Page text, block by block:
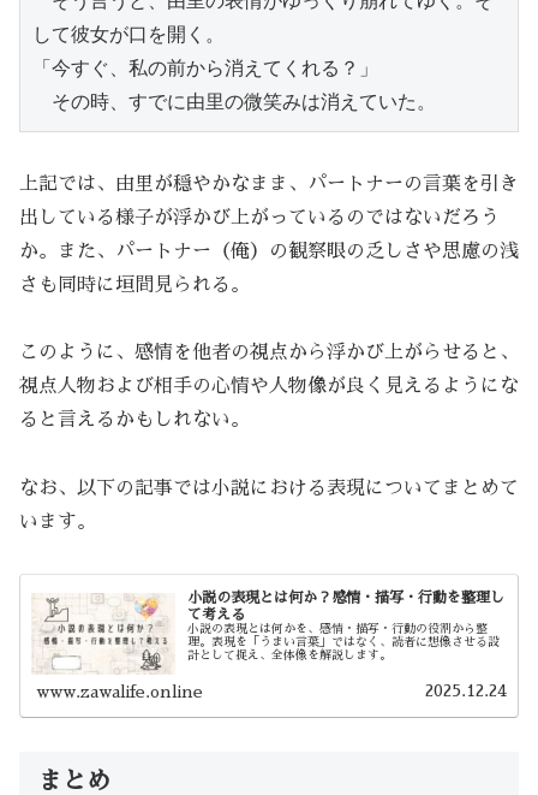
して彼女が口を開く。
「今すぐ、私の前から消えてくれる？」
その時、すでに由里の微笑みは消えていた。
上記では、由里が穏やかなまま、パートナーの言葉を引き
出している様子が浮かび上がっているのではないだろう
か。また、パートナー（俺）の観察眼の乏しさや思慮の浅
さも同時に垣間見られる。
このように、感情を他者の視点から浮かび上がらせると、
視点人物および相手の心情や人物像が良く見えるようにな
ると言えるかもしれない。
なお、以下の記事では小説における表現についてまとめて
います。
小説の表現とは何か？感情・描写・行動を整理し
て考える
小説の表現とは何かを、感情・描写・行動の役割から整
理。表現を「うまい言葉」ではなく、読者に想像させる設
計として捉え、全体像を解説します。
www.zawalife.online 2025.12.24
まとめ